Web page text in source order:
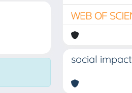
social impact